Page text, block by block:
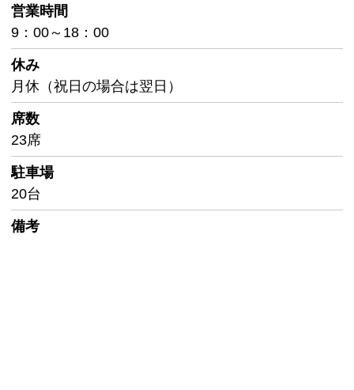
営業時間
9：00～18：00
休み
月休（祝日の場合は翌日）
席数
23席
駐車場
20台
備考